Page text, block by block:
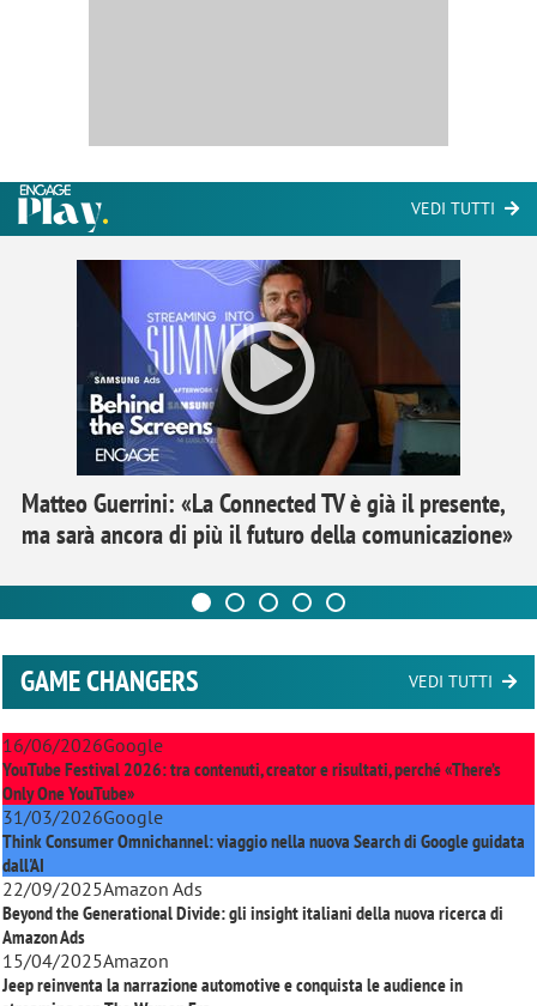
VEDI TUTTI
Matteo Guerrini: «La Connected TV è già il presente,
ma sarà ancora di più il futuro della comunicazione»
GAME CHANGERS VEDI TUTTI
16/06/2026Google
YouTube Festival 2026: tra contenuti, creator e risultati, perché «There’s
Only One YouTube»
31/03/2026Google
Think Consumer Omnichannel: viaggio nella nuova Search di Google guidata
dall'AI
22/09/2025Amazon Ads
Beyond the Generational Divide: gli insight italiani della nuova ricerca di
Amazon Ads
15/04/2025Amazon
Jeep reinventa la narrazione automotive e conquista le audience in